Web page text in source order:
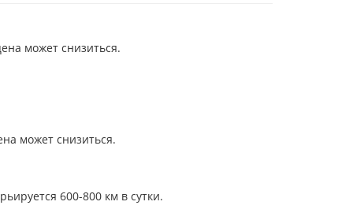
может снизиться.
может снизиться.
600-800 км в сутки.